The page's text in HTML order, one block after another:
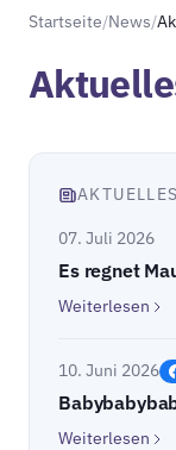
Startseite/News/
AKTUELLES
07. Juli 2026
Es regnet
Weiterlesen
10. Juni 2026
Weiterlesen